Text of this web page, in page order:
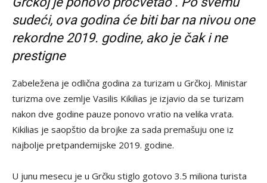
sudeći, ova godina će biti bar na nivou one
rekordne 2019. godine, ako je čak i ne
prestigne
Zabeležena je odlična godina za turizam u Grčkoj. Ministar
turizma ove zemlje Vasilis Kikilias je izjavio da se turizam
nakon dve godine pauze ponovo vratio na velika vrata.
Kikilias je saopštio da brojke za sada premašuju one iz
najbolje pretpandemijske 2019. godine.
U junu mesecu je u Grčku stiglo gotovo 3.5 miliona turista